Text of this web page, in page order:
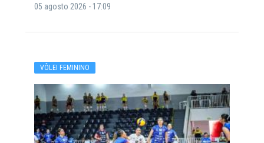
05 agosto 2026 - 17:09
VÔLEI FEMININO